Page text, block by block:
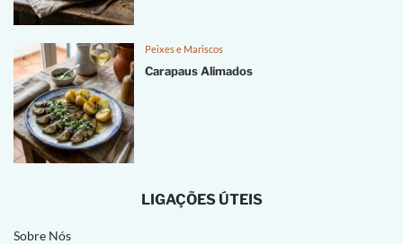
Peixes e Mariscos
Carapaus Alimados
LIGAÇÕES ÚTEIS
Sobre Nós